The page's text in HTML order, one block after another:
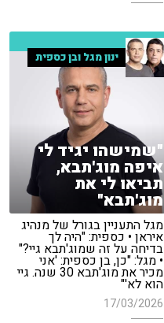
ינון מגל ובן כספית
"שמישהו יגיד לי
איפה מוג'תבא,
תביאו לי את
מוג'תבא"
מגל התעניין בגורל של מנהיג
איראן • כספית: "היה לך
בדיחה על זה שמוג'תבא גיי?"
• מגל: "כן, בן כספית: 'אני
מכיר את מוג'תבא 30 שנה. גיי
הוא לא'"
17/03/2026